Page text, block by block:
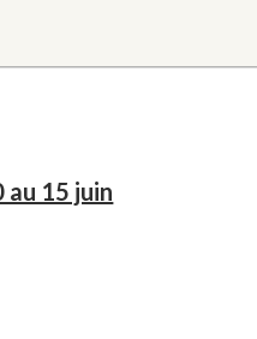
au 15 juin